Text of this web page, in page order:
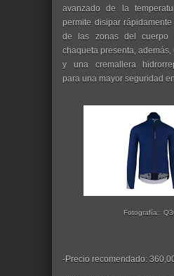
avanzado de la
permite disipar
de las zonas del cuerpo
chaqueta presenta,
y una cremallera
para una mayor seguridad
Fotografía:
-Precio recomendado: